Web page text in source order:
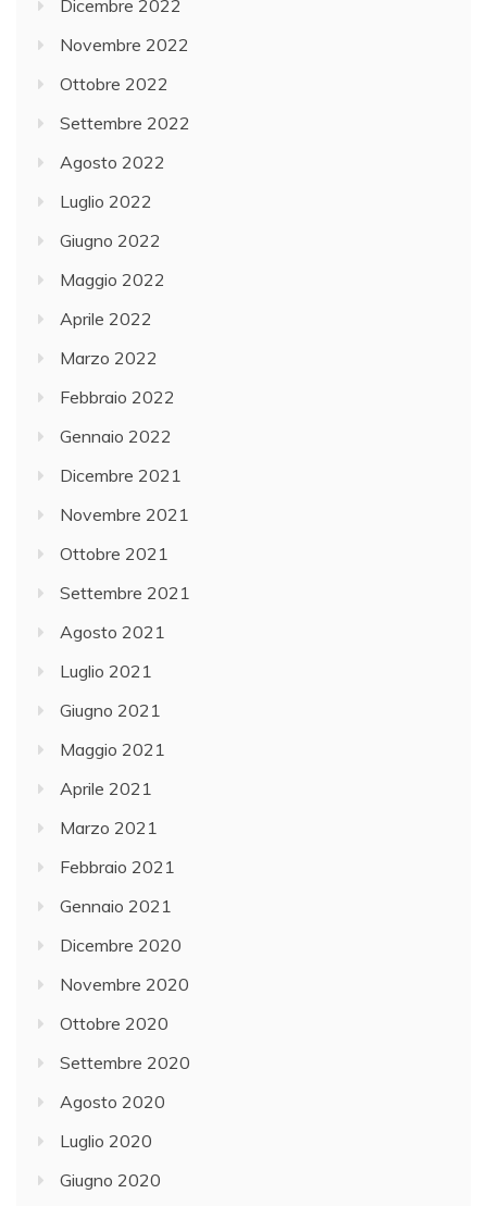
Dicembre 2022
Novembre 2022
Ottobre 2022
Settembre 2022
Agosto 2022
Luglio 2022
Giugno 2022
Maggio 2022
Aprile 2022
Marzo 2022
Febbraio 2022
Gennaio 2022
Dicembre 2021
Novembre 2021
Ottobre 2021
Settembre 2021
Agosto 2021
Luglio 2021
Giugno 2021
Maggio 2021
Aprile 2021
Marzo 2021
Febbraio 2021
Gennaio 2021
Dicembre 2020
Novembre 2020
Ottobre 2020
Settembre 2020
Agosto 2020
Luglio 2020
Giugno 2020